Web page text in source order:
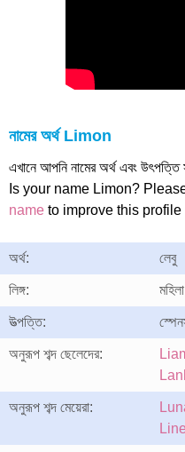
নামের অর্থ Limon
এখানে আপনি নামের অর্থ এবং উৎপত্তি
Is your name Limon?
name to improve this profile
অর্থ: লেবু
লিঙ্গ: মহিলা
উত্পত্তি:
অনুরূপ শব্দ ছেলেদের:
অনুরূপ শব্দ মেয়েরা:
Line